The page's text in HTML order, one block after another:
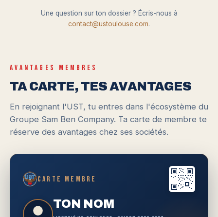
Une question sur ton dossier ? Écris-nous à
contact@ustoulouse.com.
AVANTAGES MEMBRES
TA CARTE, TES AVANTAGES
En rejoignant l'UST, tu entres dans l'écosystème du
Groupe Sam Ben Company. Ta carte de membre te
réserve des avantages chez ses sociétés.
Carte membre
TON NOM